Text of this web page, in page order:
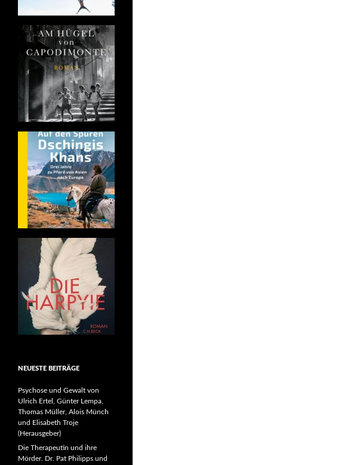
NEUESTE BEITRÄGE
Psychose und Gewalt von
Ulrich Ertel, Günter Lempa,
Thomas Müller, Alois Münch
und Elisabeth Troje
(Herausgeber)
Die Therapeutin und ihre
Mörder. Dr. Pat Philipps und